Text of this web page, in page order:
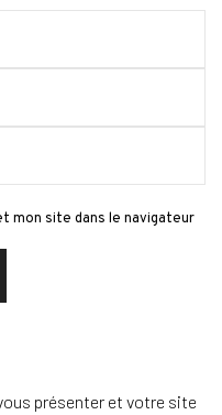
mon site dans le navigateur
présenter et votre site